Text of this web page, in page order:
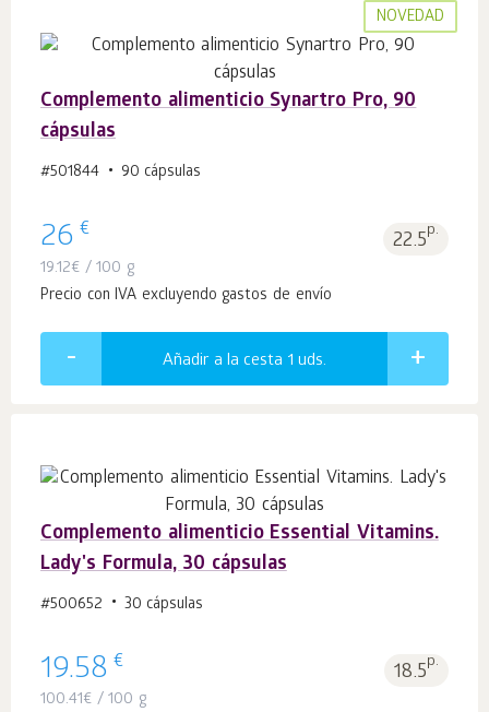
NOVEDAD
Complemento alimenticio Synartro Pro, 90
cápsulas
#501844 90 cápsulas
26 € 22.5p.
19.12€ / 100 g
Precio con IVA excluyendo gastos de envío
Añadir a la cesta 1 uds.
Complemento alimenticio Essential Vitamins.
Lady's Formula, 30 cápsulas
#500652 30 cápsulas
19.58 € 18.5p.
100.41€ / 100 g